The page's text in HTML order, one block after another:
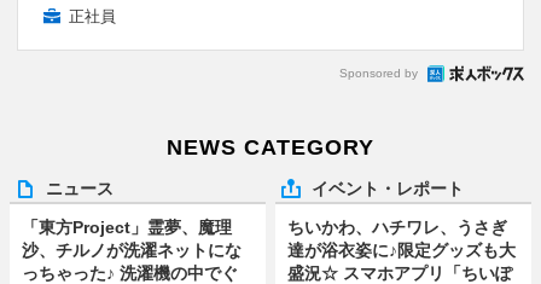
正社員
Sponsored by
NEWS CATEGORY
ニュース
「東方Project」霊夢、魔理
沙、チルノが洗濯ネットにな
っちゃった♪ 洗濯機の中でぐ
イベント・レポート
ちいかわ、ハチワレ、うさぎ
達が浴衣姿に♪限定グッズも大
盛況☆ スマホアプリ「ちいぽ